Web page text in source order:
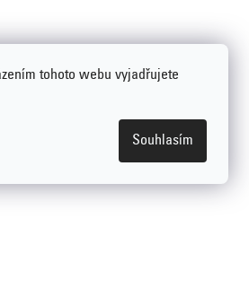
tohoto webu vyjadřujete
Souhlasím